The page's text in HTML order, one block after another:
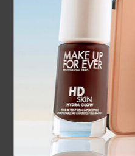
STEP 1 PRIMER –
Base De